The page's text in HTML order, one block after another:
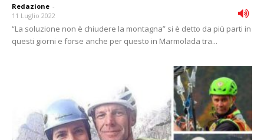
Redazione -
11 Luglio 2022
“La soluzione non è chiudere la montagna” si è detto da più parti in
questi giorni e forse anche per questo in Marmolada tra...